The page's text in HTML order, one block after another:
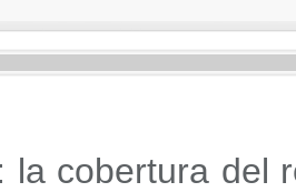
la cobertura del